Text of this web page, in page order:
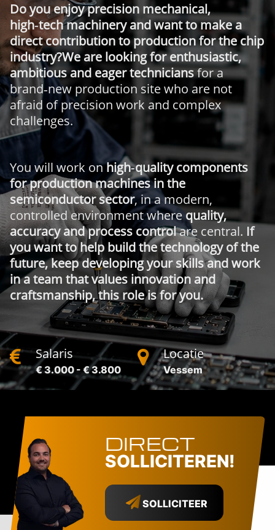
Do you enjoy precision mechanical,
high‑tech machinery and want to make a
direct contribution to production for the chip
industry?We are looking for enthusiastic,
ambitious and eager techniciansfor a
brand‑new production site who are not
afraid of precision work and complex
challenges.
You will work onhigh‑quality components
for production machines in the
semiconductor sector, in a modern,
controlled environment where quality,
accuracy and process controlare central. If
you want to help build the technology of the
future, keep developing your skills and work
in a team that values innovation and
craftsmanship, this role is for you.
Salaris
€ 3.000 - € 3.800
Locatie
Vessem
DIRECT
SOLLICITEREN!
SOLLICITEER